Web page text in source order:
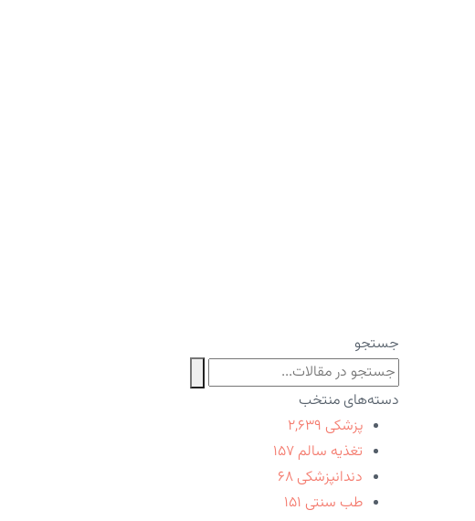
جستجو
دسته‌های منتخب
پزشکی ۲,۶۳۹
تغذیه سالم ۱۵۷
دندانپزشکی ۶۸
طب سنتی ۱۵۱